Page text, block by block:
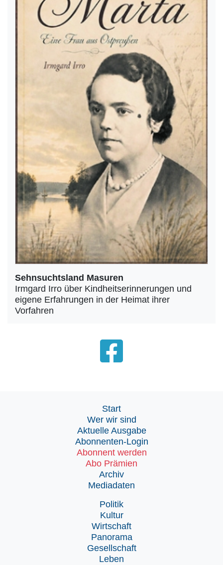
Sehnsuchtsland Masuren
Irmgard Irro über Kindheitserinnerungen und
eigene Erfahrungen in der Heimat ihrer
Vorfahren
Start
Wer wir sind
Aktuelle Ausgabe
Abonnenten-Login
Abonnent werden
Abo Prämien
Archiv
Mediadaten
Politik
Kultur
Wirtschaft
Panorama
Gesellschaft
Leben